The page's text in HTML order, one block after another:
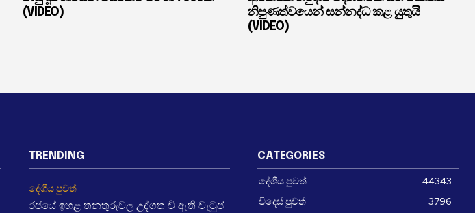
(VIDEO)
නිපුණත්වයෙන් සන්නද්ධ කළ යුතුයි
(VIDEO)
TRENDING
දේශීය පුවත්
රජයේ ඉහළ තනතුරුවල උද්ගත වී ඇති වැටුප්
CATEGORIES
දේශීය පුවත්
44343
විදෙස් පුවත්
3796